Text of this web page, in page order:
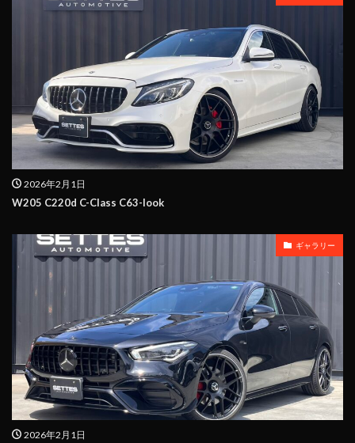
2026年2月1日
W205 C220d C-Class C63-look
ギャラリー
2026年2月1日